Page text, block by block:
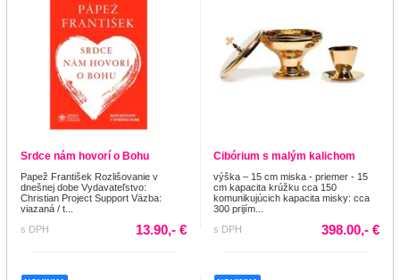
Srdce nám hovorí o Bohu
Papež František Rozlišovanie v
dnešnej dobe Vydavateľstvo:
Christian Project Support Väzba:
viazaná / t...
s DPH
13.90,- €
Cibórium s malým kalichom
výška – 15 cm miska - priemer - 15
cm kapacita krúžku cca 150
komunikujúcich kapacita misky: cca
300 prijím...
s DPH
398.00,- €